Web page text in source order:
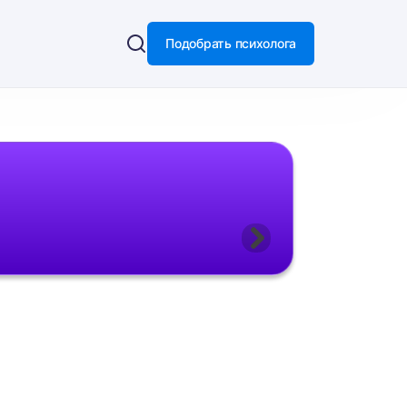
Подобрать психолога